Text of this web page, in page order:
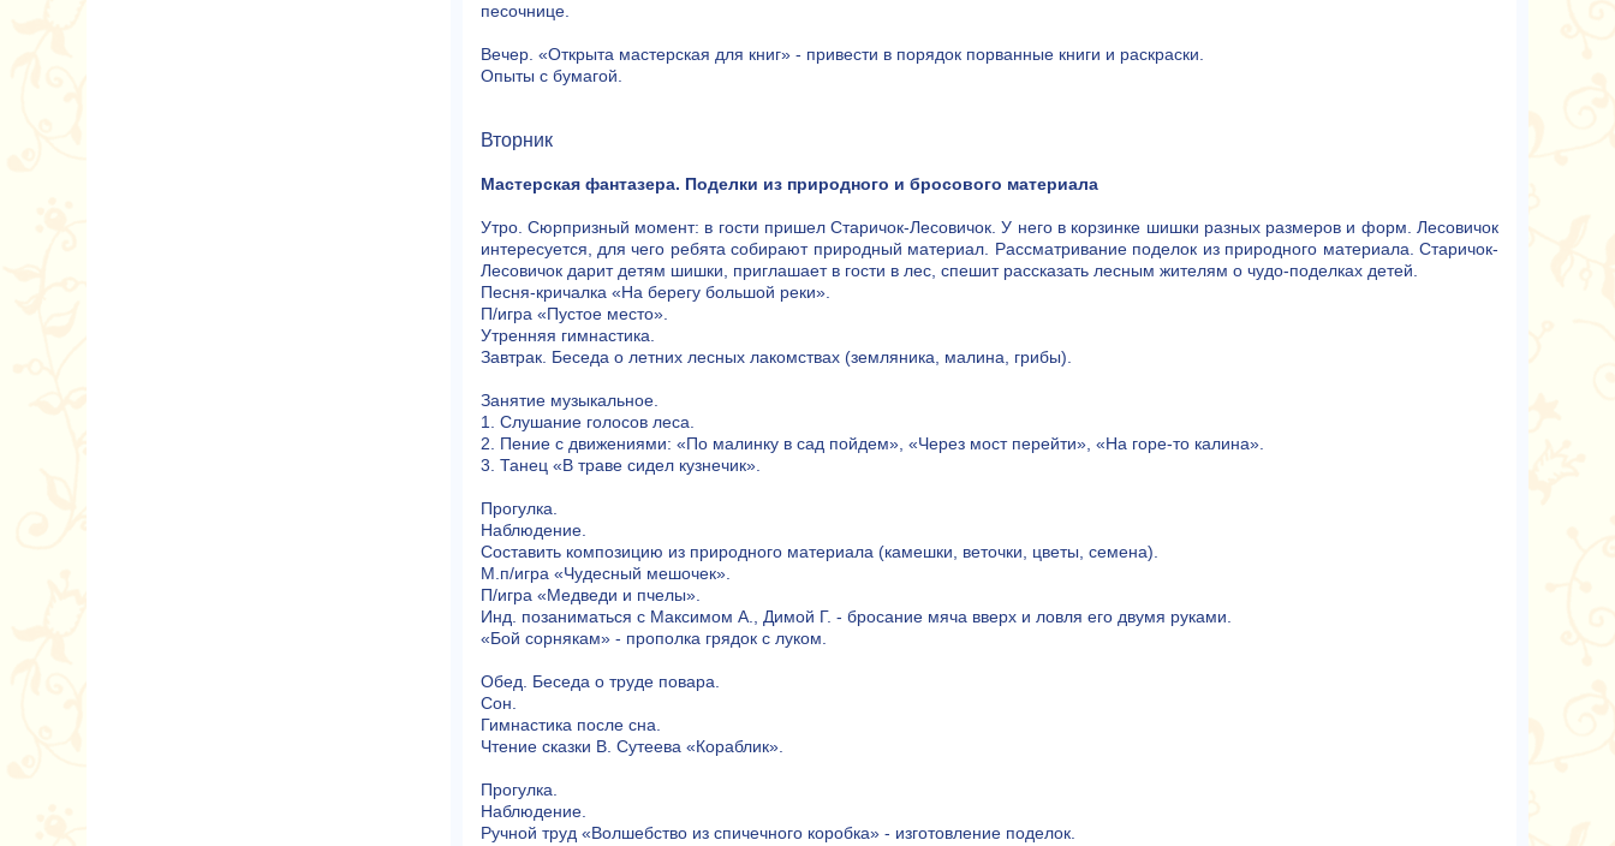
песочнице.
Вечер. «Открыта мастерская для книг» - привести в порядок порванные книги и раскраски.
Опыты с бумагой.
Вторник
Мастерская фантазера. Поделки из природного и бросового материала
Утро. Сюрпризный момент: в гости пришел Старичок-Лесовичок. У него в корзинке шишки разных размеров и форм. Лесовичок
интересуется, для чего ребята собирают природный материал. Рассматривание поделок из природного материала. Старичок-
Лесовичок дарит детям шишки, приглашает в гости в лес, спешит рассказать лесным жителям о чудо-поделках детей.
Песня-кричалка «На берегу большой реки».
П/игра «Пустое место».
Утренняя гимнастика.
Завтрак. Беседа о летних лесных лакомствах (земляника, малина, грибы).
Занятие музыкальное.
1. Слушание голосов леса.
2. Пение с движениями: «По малинку в сад пойдем», «Через мост перейти», «На горе-то калина».
3. Танец «В траве сидел кузнечик».
Прогулка.
Наблюдение.
Составить композицию из природного материала (камешки, веточки, цветы, семена).
М.п/игра «Чудесный мешочек».
П/игра «Медведи и пчелы».
Инд. позаниматься с Максимом А., Димой Г. - бросание мяча вверх и ловля его двумя руками.
«Бой сорнякам» - прополка грядок с луком.
Обед. Беседа о труде повара.
Сон.
Гимнастика после сна.
Чтение сказки В. Сутеева «Кораблик».
Прогулка.
Наблюдение.
Ручной труд «Волшебство из спичечного коробка» - изготовление поделок.